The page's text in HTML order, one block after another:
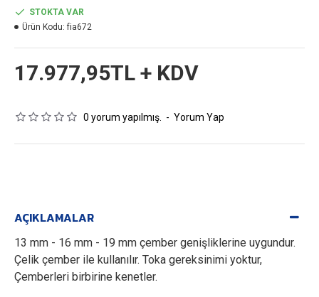
0 yorum yapılmış. - Yorum Yap
17.977,95TL + KDV
STOKTA VAR
Ürün Kodu: fia672
AÇIKLAMALAR
13 mm - 16 mm - 19 mm çember genişliklerine uygundur.
Çelik çember ile kullanılır. Toka gereksinimi yoktur,
Çemberleri birbirine kenetler.